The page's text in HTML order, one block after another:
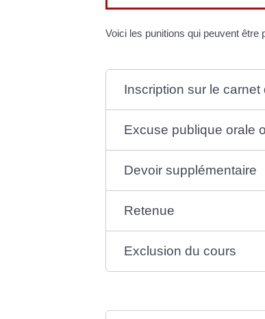
Voici les punitions qui peuvent être
Inscription sur le
Excuse publique orale
Devoir supplémentaire
Retenue
Exclusion du cours